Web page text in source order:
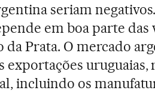
seriam
em boa parte das
da Prata. O mercado
exportações
incluindo os